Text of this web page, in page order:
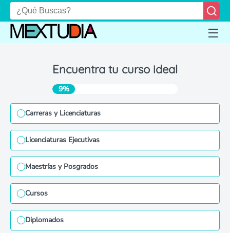
Encuentra tu curso ideal
9%
Carreras y Licenciaturas
Licenciaturas Ejecutivas
Maestrías y Posgrados
Cursos
Diplomados